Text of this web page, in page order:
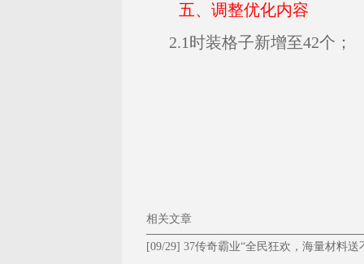
五、调整优化内容
2.1时装格子新增至42个；
相关文章
[09/29] 37传奇霸业“全民狂欢，海量材料送